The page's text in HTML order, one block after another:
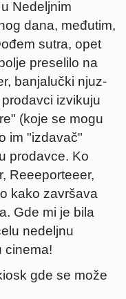
Nedeljnim
dana, međutim,
sutra, opet
preselilo na
banjalučki njuz-
izvikuju
(koje se mogu
im "izdavač"
prodavce. Ko
Reeeporteeer,
kako završava
Gde mi je bila
nedeljnu
cinema!
gde se može